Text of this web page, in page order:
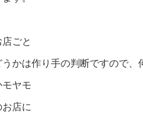
ごと
かは作り手の判断ですので、
ヤモ
店に